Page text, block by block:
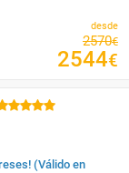
desde
2570€
2544€
(Válido en